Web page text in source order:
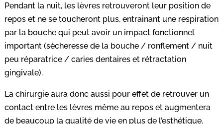
Pendant la nuit, les lèvres retrouveront leur position de
repos et ne se toucheront plus, entrainant une respiration
par la bouche qui peut avoir un impact fonctionnel
important (sècheresse de la bouche / ronflement / nuit
peu réparatrice / caries dentaires et rétractation
gingivale).
La chirurgie aura donc aussi pour effet de retrouver un
contact entre les lèvres même au repos et augmentera
de beaucoup la qualité de vie en plus de l’esthétique.